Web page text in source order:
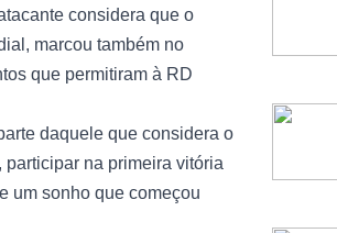
considera que o
marcou também no
que permitiram à RD
daquele que considera o
na primeira vitória
um sonho que começou